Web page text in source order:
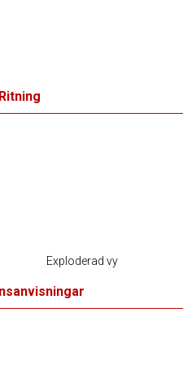
Exploderad vy